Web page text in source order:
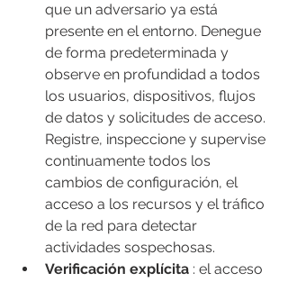
que un adversario ya está
presente en el entorno. Denegue
de forma predeterminada y
observe en profundidad a todos
los usuarios, dispositivos, flujos
de datos y solicitudes de acceso.
Registre, inspeccione y supervise
continuamente todos los
cambios de configuración, el
acceso a los recursos y el tráfico
de la red para detectar
actividades sospechosas.
Verificación explícita : el acceso